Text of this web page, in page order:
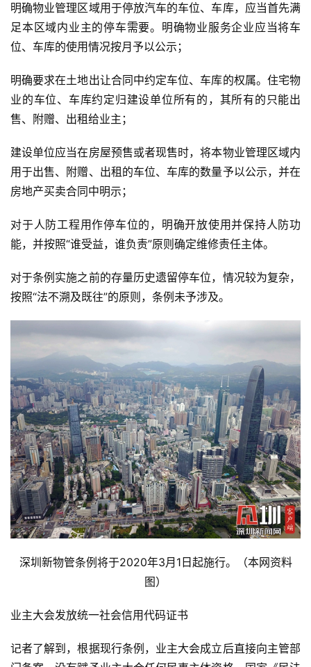
明确物业管理区域用于停放汽车的车位、车库，应当首先满
足本区域内业主的停车需要。明确物业服务企业应当将车
位、车库的使用情况按月予以公示；
明确要求在土地出让合同中约定车位、车库的权属。住宅物
业的车位、车库约定归建设单位所有的，其所有的只能出
售、附赠、出租给业主；
建设单位应当在房屋预售或者现售时，将本物业管理区域内
用于出售、附赠、出租的车位、车库的数量予以公示，并在
房地产买卖合同中明示；
对于人防工程用作停车位的，明确开放使用并保持人防功
能，并按照“谁受益，谁负责”原则确定维修责任主体。
对于条例实施之前的存量历史遗留停车位，情况较为复杂，
按照“法不溯及既往”的原则，条例未予涉及。
深圳新物管条例将于2020年3月1日起施行。（本网资料
图）
业主大会发放统一社会信用代码证书
记者了解到，根据现行条例，业主大会成立后直接向主管部